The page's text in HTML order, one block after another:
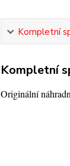
Kompletní
Kompletní
Originální